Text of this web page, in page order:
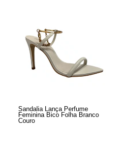
Sandalia Lança Perfume
Feminina Bico Folha Branco
Couro